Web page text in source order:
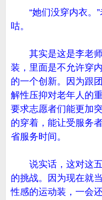
“她们没穿内衣。”
咕。
其实是这是李老师
装，里面是不允许穿
的一个创新。因为跟
解性压抑对老年人的
要求志愿者们能更加
的穿着，能让受服务
省服务时间。
说实话，这对这五
的挑战。因为现在就
性感的运动装，一会